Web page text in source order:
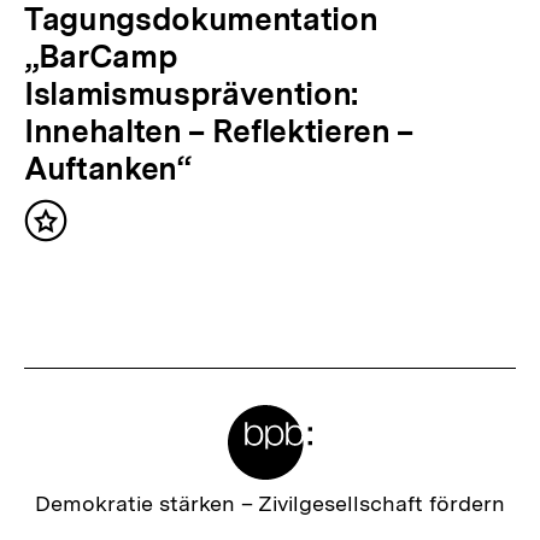
N
ä
c
h
s
t
e
Tagungsdokumentation
„BarCamp
Islamismusprävention:
Innehalten – Reflektieren –
Auftanken“
Inhalt
Zur
Demokratie stärken – Zivilgesellschaft fördern